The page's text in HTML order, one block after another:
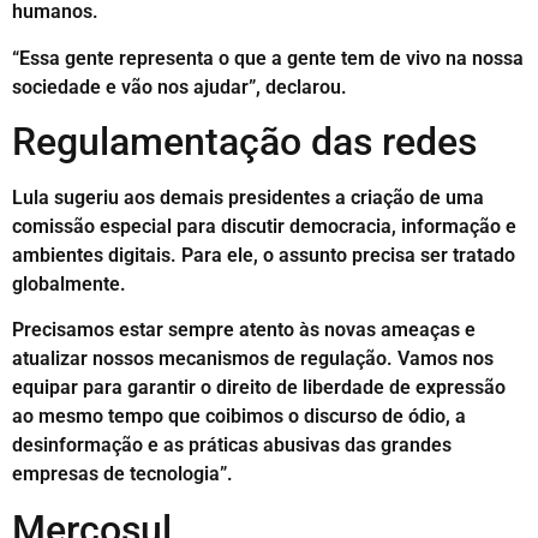
humanos.
“Essa gente representa o que a gente tem de vivo na nossa
sociedade e vão nos ajudar”, declarou.
Regulamentação das redes
Lula sugeriu aos demais presidentes a criação de uma
comissão especial para discutir democracia, informação e
ambientes digitais. Para ele, o assunto precisa ser tratado
globalmente.
Precisamos estar sempre atento às novas ameaças e
atualizar nossos mecanismos de regulação. Vamos nos
equipar para garantir o direito de liberdade de expressão
ao mesmo tempo que coibimos o discurso de ódio, a
desinformação e as práticas abusivas das grandes
empresas de tecnologia”.